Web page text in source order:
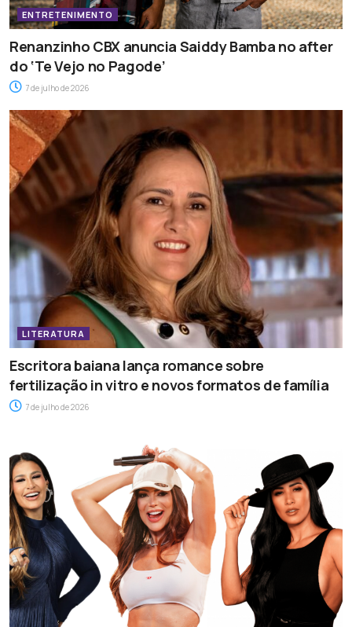
ENTRETENIMENTO
Renanzinho CBX anuncia Saiddy Bamba no after
do ‘Te Vejo no Pagode’
7 de julho de 2026
LITERATURA
Escritora baiana lança romance sobre
fertilização in vitro e novos formatos de família
7 de julho de 2026